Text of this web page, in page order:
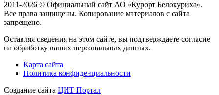
2011-2026 © Официальный сайт АО «Курорт Белокуриха».
Все права защищены. Копирование материалов с сайта
запрещено.
Оставляя сведения на этом сайте, вы подтверждаете согласие
на обработку ваших персональных данных.
Карта сайта
Политика конфиденциальности
Создание сайта ЦИТ Портал